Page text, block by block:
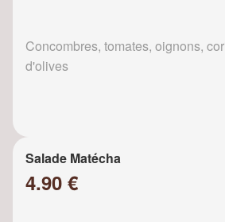
Concombres, tomates, oignons,
d'olives
Salade Matécha
4.90 €